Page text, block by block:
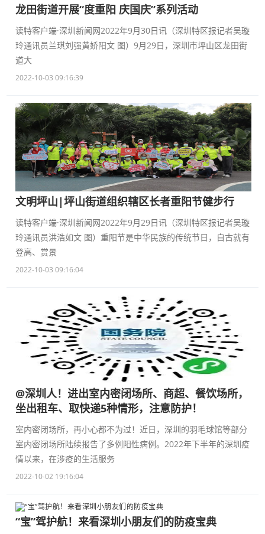
龙田街道开展“度重阳 庆国庆”系列活动
读特客户端·深圳新闻网2022年9月30日讯（深圳特区报记者吴璇
玲通讯员兰琪刘强黄娇阳文 图）9月29日，深圳市坪山区龙田街
道大
2022-10-03 09:16:39
文明坪山|坪山街道组织辖区长者重阳节健步行
读特客户端·深圳新闻网2022年9月29日讯（深圳特区报记者吴璇
玲通讯员洪浩如文 图）重阳节是中华民族的传统节日，自古就有
登高、赏景
2022-10-03 09:16:04
@深圳人！进出室内密闭场所、商超、餐饮场所，
坐出租车、取快递5种情形，注意防护！
室内密闭场所，再小心都不为过！近日，深圳的羽毛球馆等部分
室内密闭场所陆续报告了多例阳性病例。2022年下半年的深圳疫
情以来，在涉疫的生活服务
2022-10-02 19:16:04
“宝”驾护航！来看深圳小朋友们的防疫宝典